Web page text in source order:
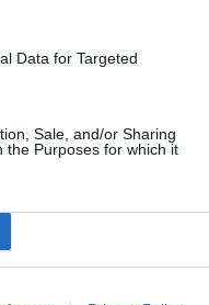
Data for Targeted
Sale, and/or Sharing
the Purposes for which it
μέρες) στα Village